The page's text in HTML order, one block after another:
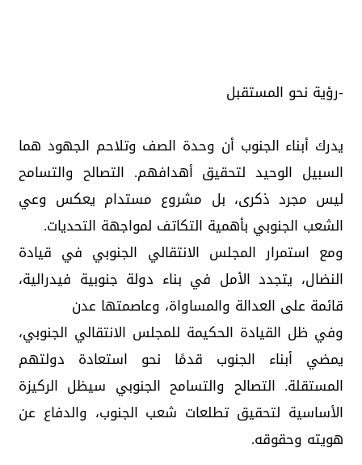
-رؤية نحو المستقبل
يدرك أبناء الجنوب أن وحدة الصف وتلاحم الجهود هما
السبيل الوحيد لتحقيق أهدافهم. التصالح والتسامح
ليس مجرد ذكرى، بل مشروع مستدام يعكس وعي
الشعب الجنوبي بأهمية التكاتف لمواجهة التحديات.
ومع استمرار المجلس الانتقالي الجنوبي في قيادة
النضال، يتجدد الأمل في بناء دولة جنوبية فيدرالية،
قائمة على العدالة والمساواة، وعاصمتها عدن
وفي ظل القيادة الحكيمة للمجلس الانتقالي الجنوبي،
يمضي أبناء الجنوب قدمًا نحو استعادة دولتهم
المستقلة. التصالح والتسامح الجنوبي سيظل الركيزة
الأساسية لتحقيق تطلعات شعب الجنوب، والدفاع عن
هويته وحقوقه.